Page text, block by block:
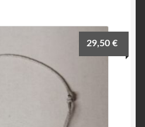
29,50€